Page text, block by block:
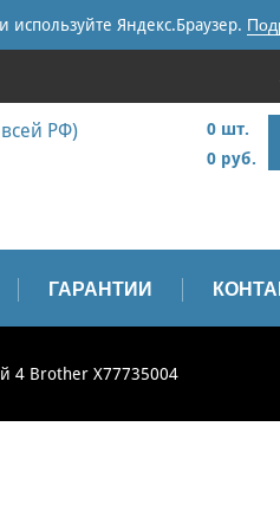
Яндекс.Браузер.
всей РФ)
0 шт.
0 руб.
ГАРАНТИИ
4 Brother X77735004